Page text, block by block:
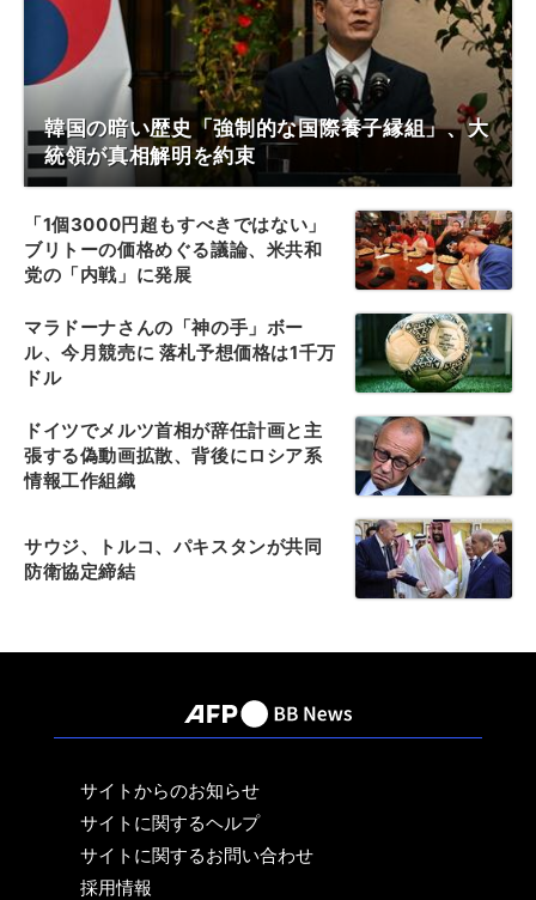
韓国の暗い歴史「強制的な国際養子縁組」、大
統領が真相解明を約束
「1個3000円超もすべきではない」
ブリトーの価格めぐる議論、米共和
党の「内戦」に発展
マラドーナさんの「神の手」ボー
ル、今月競売に 落札予想価格は1千万
ドル
ドイツでメルツ首相が辞任計画と主
張する偽動画拡散、背後にロシア系
情報工作組織
サウジ、トルコ、パキスタンが共同
防衛協定締結
サイトからのお知らせ
サイトに関するヘルプ
サイトに関するお問い合わせ
採用情報